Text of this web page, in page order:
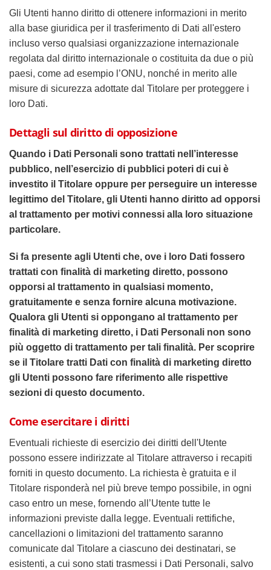
Gli Utenti hanno diritto di ottenere informazioni in merito
alla base giuridica per il trasferimento di Dati all'estero
incluso verso qualsiasi organizzazione internazionale
regolata dal diritto internazionale o costituita da due o più
paesi, come ad esempio l’ONU, nonché in merito alle
misure di sicurezza adottate dal Titolare per proteggere i
loro Dati.
Dettagli sul diritto di opposizione
Quando i Dati Personali sono trattati nell’interesse
pubblico, nell’esercizio di pubblici poteri di cui è
investito il Titolare oppure per perseguire un interesse
legittimo del Titolare, gli Utenti hanno diritto ad opporsi
al trattamento per motivi connessi alla loro situazione
particolare.
Si fa presente agli Utenti che, ove i loro Dati fossero
trattati con finalità di marketing diretto, possono
opporsi al trattamento in qualsiasi momento,
gratuitamente e senza fornire alcuna motivazione.
Qualora gli Utenti si oppongano al trattamento per
finalità di marketing diretto, i Dati Personali non sono
più oggetto di trattamento per tali finalità. Per scoprire
se il Titolare tratti Dati con finalità di marketing diretto
gli Utenti possono fare riferimento alle rispettive
sezioni di questo documento.
Come esercitare i diritti
Eventuali richieste di esercizio dei diritti dell'Utente
possono essere indirizzate al Titolare attraverso i recapiti
forniti in questo documento. La richiesta è gratuita e il
Titolare risponderà nel più breve tempo possibile, in ogni
caso entro un mese, fornendo all’Utente tutte le
informazioni previste dalla legge. Eventuali rettifiche,
cancellazioni o limitazioni del trattamento saranno
comunicate dal Titolare a ciascuno dei destinatari, se
esistenti, a cui sono stati trasmessi i Dati Personali, salvo